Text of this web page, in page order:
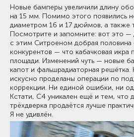
Новые бамперы увеличили длину
на 15 мм. Помимо этого появились
диаметром 16 и 17 дюймов, а также
Посмотрите и запомните: вот это —
с этим Ситроеном добрая
конкурентов — что кабачковая икра
площади. Изменений чуть — новые
капот и фальшрадиаторная решётка.
искусно проделаны операции по
коррекции. Ни единой ошибки, ни
Кстати, C4 уникален ещё и тем, что
трёхдверка продаётся лучше
Я не удивлён.